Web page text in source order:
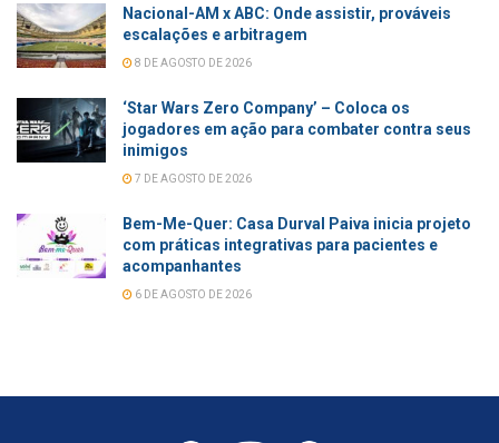
Nacional-AM x ABC: Onde assistir, prováveis
escalações e arbitragem
8 DE AGOSTO DE 2026
‘Star Wars Zero Company’ – Coloca os
jogadores em ação para combater contra seus
inimigos
7 DE AGOSTO DE 2026
Bem-Me-Quer: Casa Durval Paiva inicia projeto
com práticas integrativas para pacientes e
acompanhantes
6 DE AGOSTO DE 2026